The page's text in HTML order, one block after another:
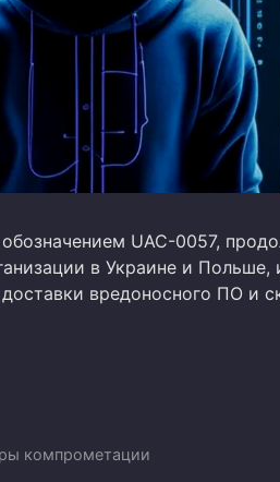
UAC-0057,
в Украине и Польше,
вредоносного ПО и
компрометации